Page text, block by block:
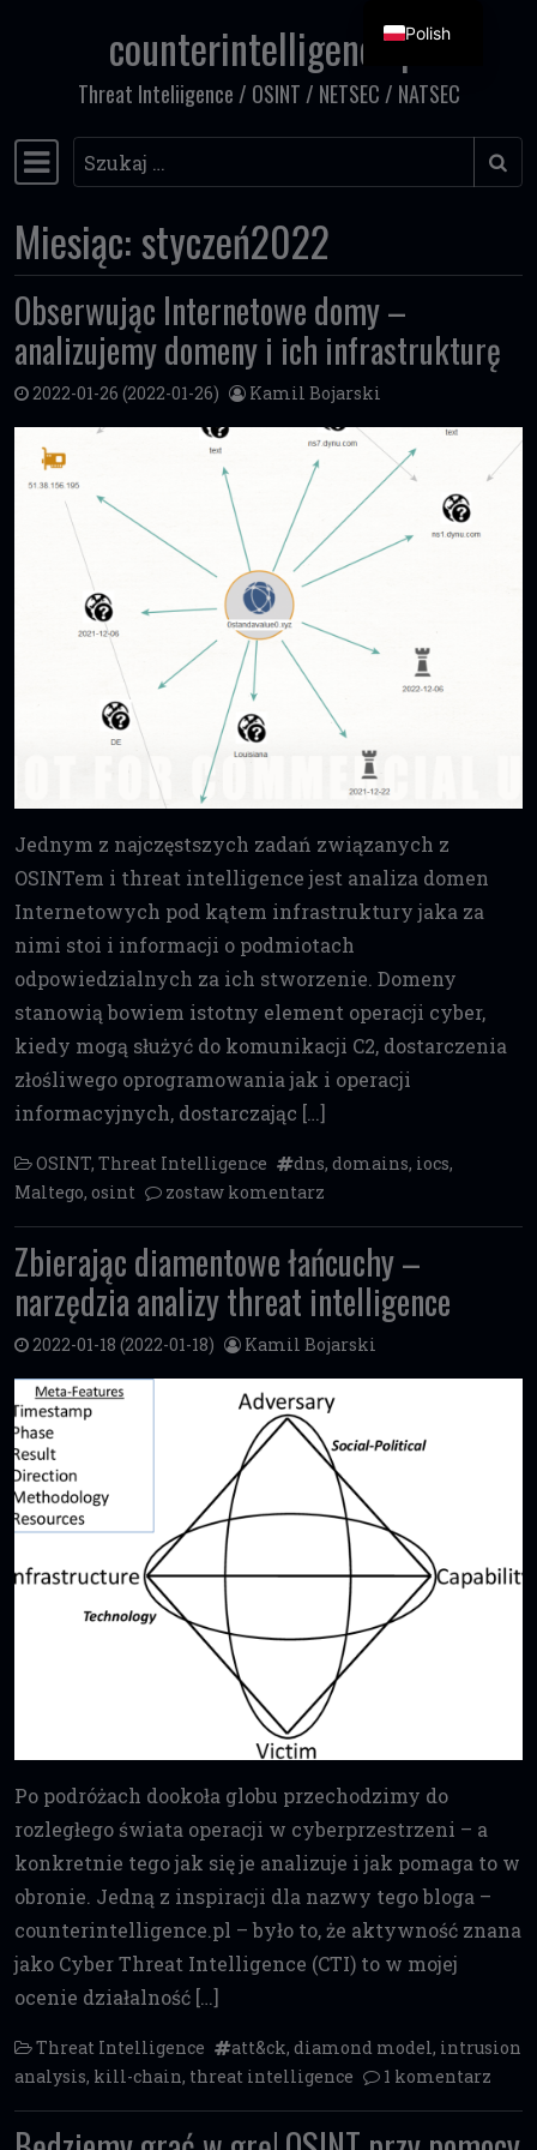
Przejdź do treścicounterintelligence.pl
Threat Inteliigence / OSINT / NETSEC / NATSEC
Główna nawigacja
Szukaj
Miesiąc:styczeń2022
Obserwując Internetowe domy –
analizujemy domeny i ich infrastrukturę
2022-01-26 (2022-01-26) Kamil Bojarski
Jednym z najczęstszych zadań związanych z
OSINTem i threat intelligence jest analiza domen
Internetowych pod kątem infrastruktury jaka za
nimi stoi i informacji o podmiotach
odpowiedzialnych za ich stworzenie. Domeny
stanowią bowiem istotny element operacji cyber,
kiedy mogą służyć do komunikacji C2, dostarczenia
złośliwego oprogramowania jak i operacji
informacyjnych, dostarczając […]
OSINT, Threat Intelligence dns, domains, iocs,
Maltego, osint zostaw komentarz
Zbierając diamentowe łańcuchy –
narzędzia analizy threat intelligence
2022-01-18 (2022-01-18) Kamil Bojarski
Po podróżach dookoła globu przechodzimy do
rozległego świata operacji w cyberprzestrzeni – a
konkretnie tego jak się je analizuje i jak pomaga to w
obronie. Jedną z inspiracji dla nazwy tego bloga –
counterintelligence.pl – było to, że aktywność znana
jako Cyber Threat Intelligence (CTI) to w mojej
ocenie działalność […]
Threat Intelligence att&ck, diamond model, intrusion
analysis, kill-chain, threat intelligence 1 komentarz
Polish